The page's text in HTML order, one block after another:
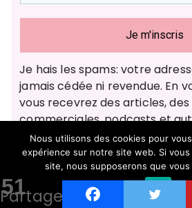
51
Partages
Je m'inscris
Je hais les spams: votre
jamais cédée ni revendue. En
vous recevrez des articles,
commerciales, podcasts et
vous aider à créer vos
tout ce qui peut vous y aider
indirectement.Vous pouvez
à tout instant.
Nous utilisons des cookies pour
expérience sur notre site web. Si
site, nous supposerons que
Ok